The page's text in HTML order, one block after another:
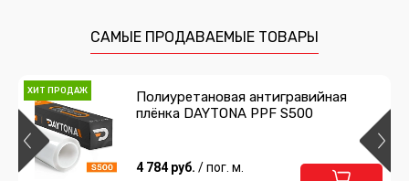
САМЫЕ ПРОДАВАЕМЫЕ ТОВАРЫ
ХИТ ПРОДАЖ
Полиуретановая антигравийная
плёнка DAYTONA PPF S500
4 784 руб. / пог. м.